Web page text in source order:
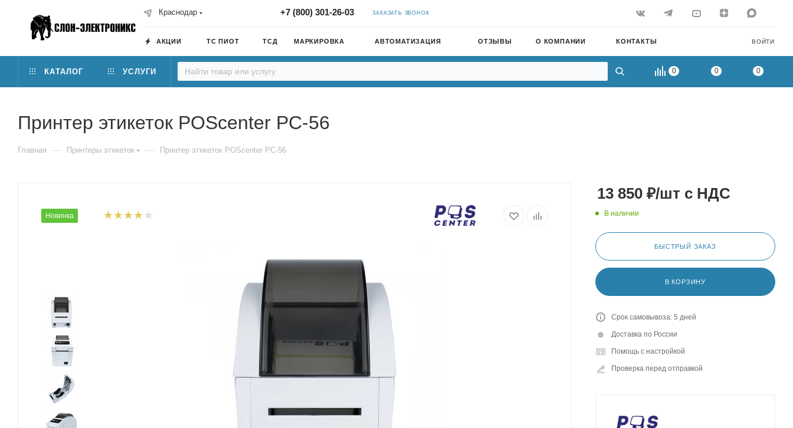
Краснодар +7 (800) 301-26-03 ЗАКАЗАТЬ ЗВОНОК
ВОЙТИ
АКЦИИ ТС ПИОТ ТСД МАРКИРОВКА АВТОМАТИЗАЦИЯ ОТЗЫВЫ О КОМПАНИИ КОНТАКТЫ
0 0 0
КАТАЛОГ УСЛУГИ
Принтер этикеток POScenter PC-56
Главная — Принтеры этикеток — Принтер этикеток POScenter PC-56
Новинка
13 850 ₽/шт с НДС
В наличии
БЫСТРЫЙ ЗАКАЗ
В КОРЗИНУ
Срок самовывоза: 5 дней
Доставка по России
Помощь с настройкой
Проверка перед отправкой